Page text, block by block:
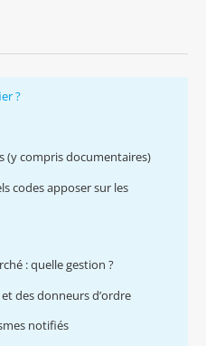
?
(y compris documentaires)
codes apposer sur les
: quelle gestion ?
des donneurs d’ordre
notifiés